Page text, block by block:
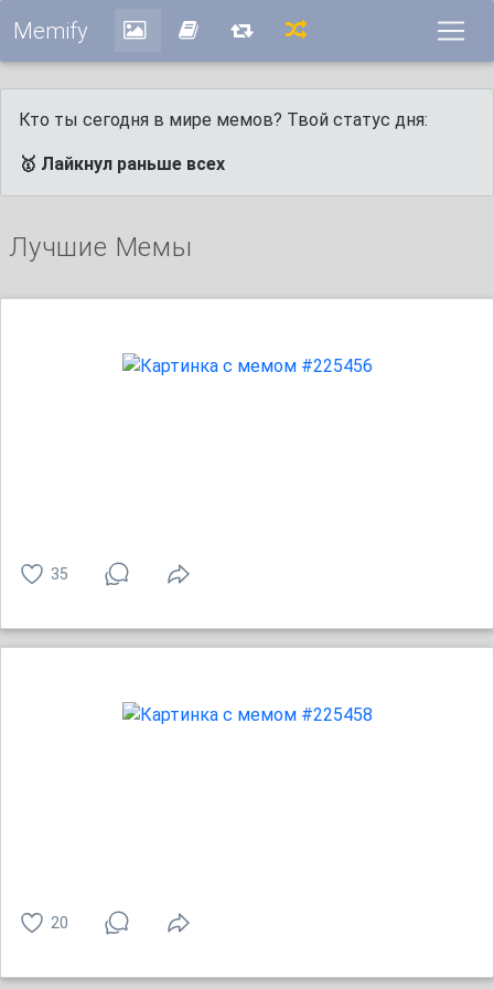
Memify
Кто ты сегодня в мире мемов? Твой статус дня:
🥇 Лайкнул раньше всех
Лучшие Мемы
35
20